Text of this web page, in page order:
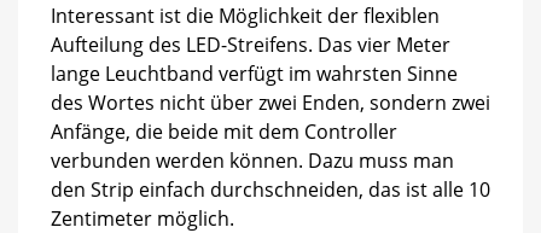
Interessant ist die Möglichkeit der flexiblen
Aufteilung des LED-Streifens. Das vier Meter
lange Leuchtband verfügt im wahrsten Sinne
des Wortes nicht über zwei Enden, sondern zwei
Anfänge, die beide mit dem Controller
verbunden werden können. Dazu muss man
den Strip einfach durchschneiden, das ist alle 10
Zentimeter möglich.